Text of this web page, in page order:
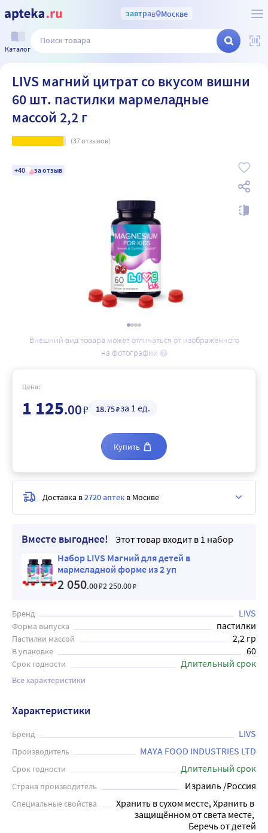
завтрав Москве
Каталог
LIVS магний цитрат со вкусом вишни
60 шт. пастилки мармеладные
массой 2,2 г
(37отзывов)
+40 за отзыв
Внешний вид товара может отличаться от изображённого
на фотографии
Вместе выгоднее!
Этот товар входит в 1 набор
Набор LIVS Магний для детей в
мармеладной форме из 2 уп
2 050.00₽2 250.00₽
Бренд LIVS
Форма выпуска пастилки
Пастилки массой 2,2 гр
В упаковке 60
Срок годности Длительный срок
Все характеристики
Цена:
1 125.00₽ 18.75₽за 1 ед.
Купить
Доставка в2720 аптек в Москве
Характеристики
Бренд LIVS
Производитель MAYA FOOD INDUSTRIES LTD
Срок годности Длительный срок
Страна производитель Израиль /Россия
Специальные свойства
Хранить в сухом месте, Хранить в
защищённом от света месте,
Беречь от детей